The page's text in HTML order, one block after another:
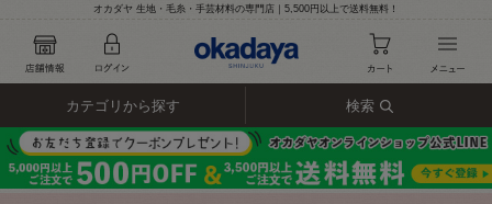
オカダヤ 生地・毛糸・手芸材料の専門店｜5,500円以上で送料無料！
カテゴリから探す 検索